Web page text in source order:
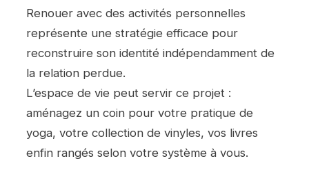
Renouer avec des activités personnelles
représente une stratégie efficace pour
reconstruire son identité indépendamment de
la relation perdue.
L’espace de vie peut servir ce projet :
aménagez un coin pour votre pratique de
yoga, votre collection de vinyles, vos livres
enfin rangés selon votre système à vous.